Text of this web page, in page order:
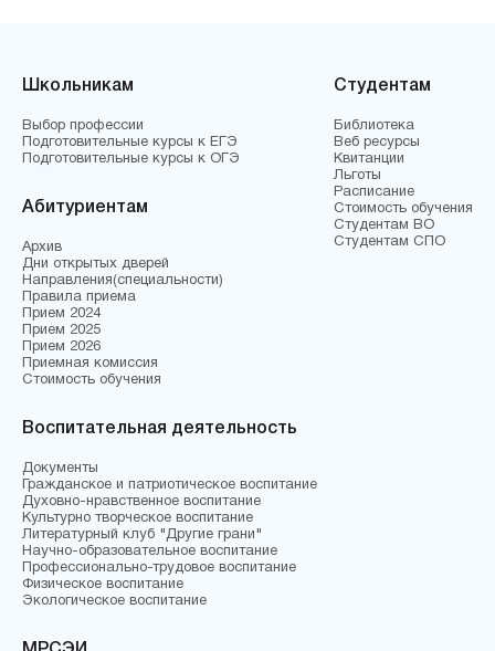
Школьникам
Выбор профессии
Подготовительные курсы к ЕГЭ
Подготовительные курсы к ОГЭ
Абитуриентам
Архив
Дни открытых дверей
Направления(специальности)
Правила приема
Прием 2024
Прием 2025
Прием 2026
Приемная комиссия
Стоимость обучения
Студентам
Библиотека
Веб ресурсы
Квитанции
Льготы
Расписание
Стоимость обучения
Студентам ВО
Студентам СПО
Воспитательная деятельность
Документы
Гражданское и патриотическое воспитание
Духовно-нравственное воспитание
Культурно творческое воспитание
Литературный клуб "Другие грани"
Научно-образовательное воспитание
Профессионально-трудовое воспитание
Физическое воспитание
Экологическое воспитание